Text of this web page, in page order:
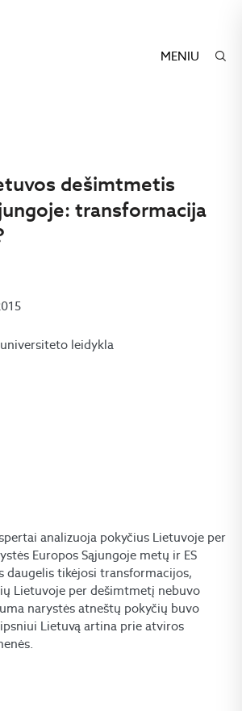
MENIU
dešimtmetis
transformacija
leidykla
analizuoja pokyčius Lietuvoje per
Europos Sąjungoje metų ir ES
daugelis tikėjosi transformacijos,
Lietuvoje per dešimtmetį nebuvo
narystės atneštų pokyčių buvo
Lietuvą artina prie atviros